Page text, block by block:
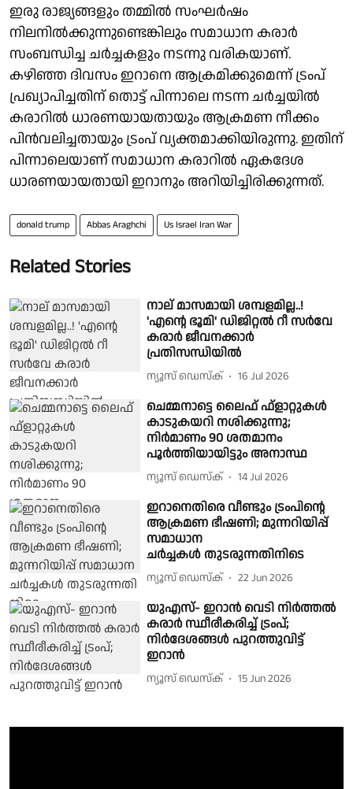
ഇരു രാജ്യങ്ങളും തമ്മിൽ സംഘർഷം
നിലനിൽക്കുന്നുണ്ടെങ്കിലും സമാധാന കരാർ
സംബന്ധിച്ച ചർച്ചകളും നടന്നു വരികയാണ്.
കഴിഞ്ഞ ദിവസം ഇറാനെ ആക്രമിക്കുമെന്ന് ട്രംപ്
പ്രഖ്യാപിച്ചതിന് തൊട്ട് പിന്നാലെ നടന്ന ചർച്ചയിൽ
കരാറിൽ ധാരണയായതായും ആക്രമണ നീക്കം
പിൻവലിച്ചതായും ട്രംപ് വ്യക്തമാക്കിയിരുന്നു. ഇതിന്
പിന്നാലെയാണ് സമാധാന കരാറിൽ ഏകദേശ
ധാരണയായതായി ഇറാനും അറിയിച്ചിരിക്കുന്നത്.
donald trump Abbas Araghchi Us Israel Iran War
Related Stories
നാല് മാസമായി ശമ്പളമില്ല..!
'എൻ്റെ ഭൂമി' ഡിജിറ്റൽ റീ സർവേ
കരാർ ജീവനക്കാർ
പ്രതിസന്ധിയിൽ
ന്യൂസ് ഡെസ്ക് 16 Jul 2026
ചെമ്മനാട്ടെ ലൈഫ് ഫ്‌ളാറ്റുകള്‍
കാടുകയറി നശിക്കുന്നു;
നിര്‍മാണം 90 ശതമാനം
പൂര്‍ത്തിയായിട്ടും അനാസ്ഥ
ന്യൂസ് ഡെസ്ക് 14 Jul 2026
ഇറാനെതിരെ വീണ്ടും ട്രംപിന്റെ
ആക്രമണ ഭീഷണി; മുന്നറിയിപ്പ്
സമാധാന
ചർച്ചകള്‍ തുടരുന്നതിനിടെ
ന്യൂസ് ഡെസ്ക് 22 Jun 2026
യുഎസ്- ഇറാൻ വെടി നിർത്തൽ
കരാർ സ്ഥീരീകരിച്ച് ട്രംപ്;
നിർദേശങ്ങള്‍ പുറത്തുവിട്ട്
ഇറാന്‍
ന്യൂസ് ഡെസ്ക് 15 Jun 2026